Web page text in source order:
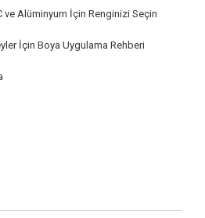
ve Alüminyum İçin Renginizi Seçin
İçin Boya Uygulama Rehberi